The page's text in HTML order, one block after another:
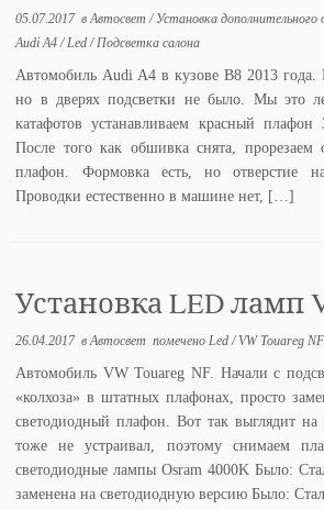
05.07.2017вАвтосвет/ Установка дополнительного
Audi A4/ Led/ Подсветка салона
Автомобиль Audi A4 в кузове B8 2013 года.
но в дверях подсветки не было. Мы это
катафотов устанавливаем красный плафон
После того как обшивка снята, прорезаем
плафон. Формовка есть, но отверстие
Проводки естественно в машине нет, […]
Установка LED ламп
26.04.2017вАвтосвет помечено Led/ VW Touareg NF
Автомобиль VW Touareg NF. Начали с
«колхоза» в штатных плафонах, просто
светодиодный плафон. Вот так выглядит
тоже не устраивал, поэтому снимаем
светодиодные лампы Osram 4000K Было:
заменена на светодиодную версию Было: